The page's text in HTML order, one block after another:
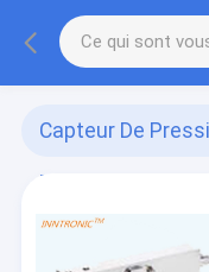
Capteur De
En Aluminium
(40)